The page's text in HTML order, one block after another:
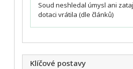
Soud neshledal úmysl ani
dotaci vrátila (dle článků)
Klíčové postavy